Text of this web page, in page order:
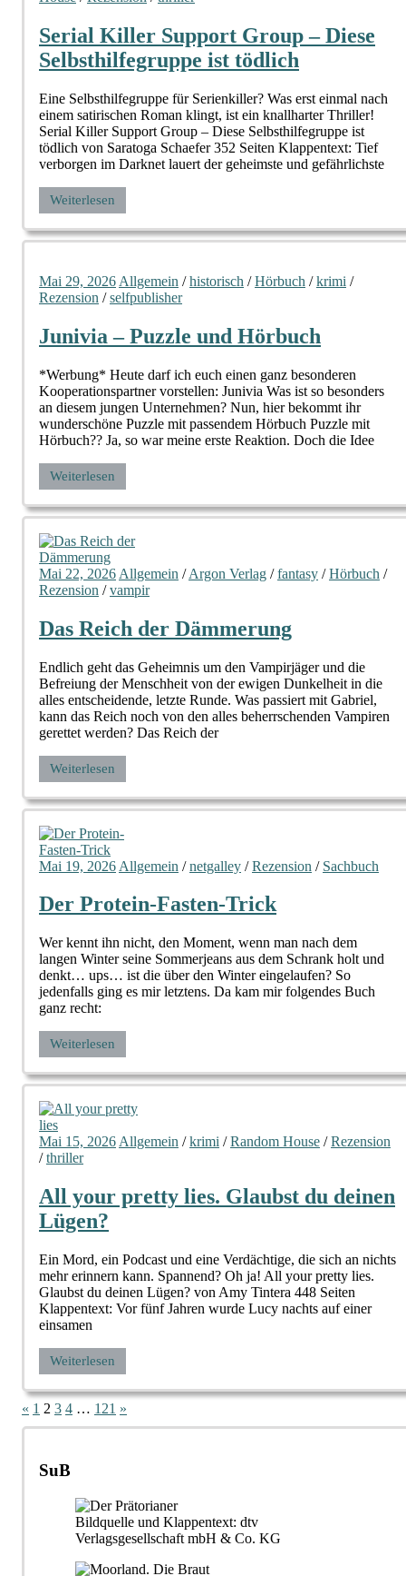
Serial Killer Support Group – Diese
Selbsthilfegruppe ist tödlich
Eine Selbsthilfegruppe für Serienkiller? Was erst einmal nach
einem satirischen Roman klingt, ist ein knallharter Thriller!
Serial Killer Support Group – Diese Selbsthilfegruppe ist
tödlich von Saratoga Schaefer 352 Seiten Klappentext: Tief
verborgen im Darknet lauert der geheimste und gefährlichste
Weiterlesen
Mai 29, 2026 Allgemein /historisch /Hörbuch /krimi /
Rezension /selfpublisher
Junivia – Puzzle und Hörbuch
*Werbung* Heute darf ich euch einen ganz besonderen
Kooperationspartner vorstellen: Junivia Was ist so besonders
an diesem jungen Unternehmen? Nun, hier bekommt ihr
wunderschöne Puzzle mit passendem Hörbuch Puzzle mit
Hörbuch?? Ja, so war meine erste Reaktion. Doch die Idee
Weiterlesen
Mai 22, 2026 Allgemein /Argon Verlag /fantasy /Hörbuch /
Rezension /vampir
Das Reich der Dämmerung
Endlich geht das Geheimnis um den Vampirjäger und die
Befreiung der Menschheit von der ewigen Dunkelheit in die
alles entscheidende, letzte Runde. Was passiert mit Gabriel,
kann das Reich noch von den alles beherrschenden Vampiren
gerettet werden? Das Reich der
Weiterlesen
Mai 19, 2026 Allgemein /netgalley /Rezension / Sachbuch
Der Protein-Fasten-Trick
Wer kennt ihn nicht, den Moment, wenn man nach dem
langen Winter seine Sommerjeans aus dem Schrank holt und
denkt… ups… ist die über den Winter eingelaufen? So
jedenfalls ging es mir letztens. Da kam mir folgendes Buch
ganz recht:
Weiterlesen
Mai 15, 2026 Allgemein /krimi /Random House /Rezension
/thriller
All your pretty lies. Glaubst du deinen
Lügen?
Ein Mord, ein Podcast und eine Verdächtige, die sich an nichts
mehr erinnern kann. Spannend? Oh ja! All your pretty lies.
Glaubst du deinen Lügen? von Amy Tintera 448 Seiten
Klappentext: Vor fünf Jahren wurde Lucy nachts auf einer
einsamen
Weiterlesen
Seitennummerierung
der
Beiträge
« Vorherige
Beiträge
1 2 3 4 … 121 Nächste
Beiträge
»
SuB
Bildquelle und Klappentext: dtv
Verlagsgesellschaft mbH & Co. KG